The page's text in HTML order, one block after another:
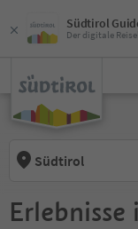
Südtirol
Der digitale
Südtirol